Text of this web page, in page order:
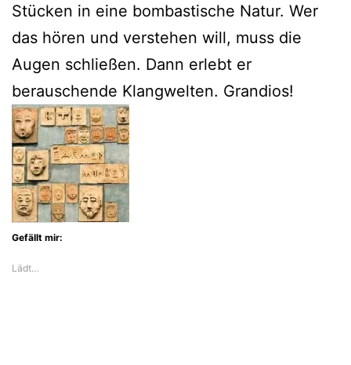
Stücken in eine bombastische Natur. Wer
das hören und verstehen will, muss die
Augen schließen. Dann erlebt er
berauschende Klangwelten. Grandios!
Gefällt mir:
Lädt…